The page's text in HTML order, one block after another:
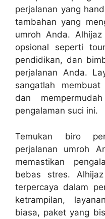
perjalanan yang
tambahan yang
umroh Anda.
opsional seperti
pendidikan, dan
perjalanan Anda.
sangatlah
dan
pengalaman suci ini.
Temukan biro
perjalanan umroh
memastikan
bebas stres.
terpercaya dalam
ketrampilan,
biasa, paket yang